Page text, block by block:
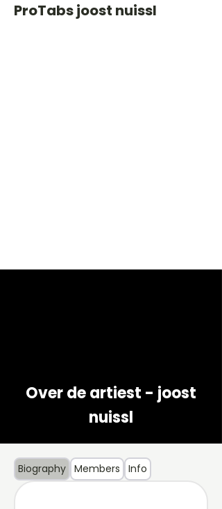
ProTabs joost nuissl
Over de artiest - joost
nuissl
Biography Members Info